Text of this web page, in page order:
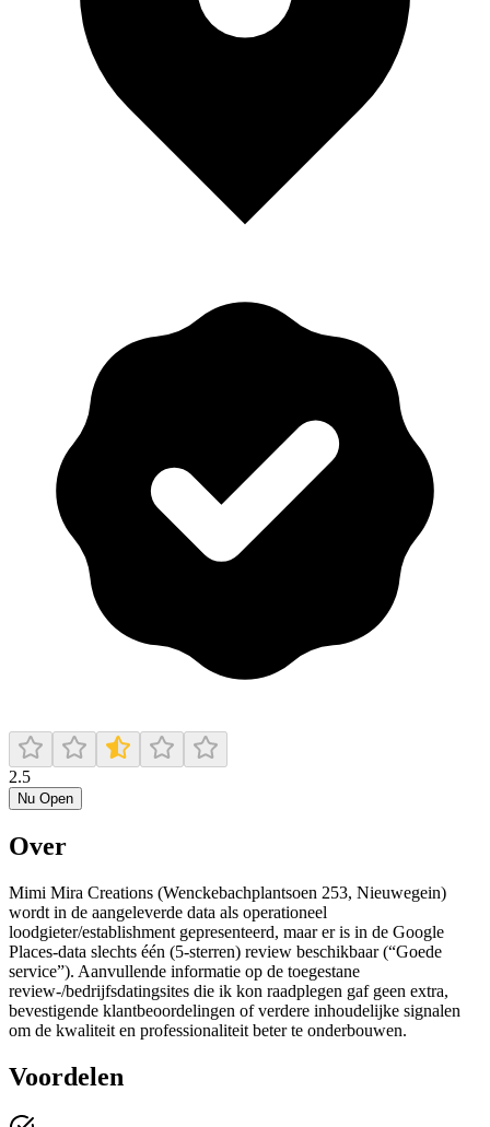
2.5
Nu Open
Over
Mimi Mira Creations (Wenckebachplantsoen 253, Nieuwegein)
wordt in de aangeleverde data als operationeel
loodgieter/establishment gepresenteerd, maar er is in de Google
Places-data slechts één (5-sterren) review beschikbaar (“Goede
service”). Aanvullende informatie op de toegestane
review-/bedrijfsdatingsites die ik kon raadplegen gaf geen extra,
bevestigende klantbeoordelingen of verdere inhoudelijke signalen
om de kwaliteit en professionaliteit beter te onderbouwen.
Voordelen